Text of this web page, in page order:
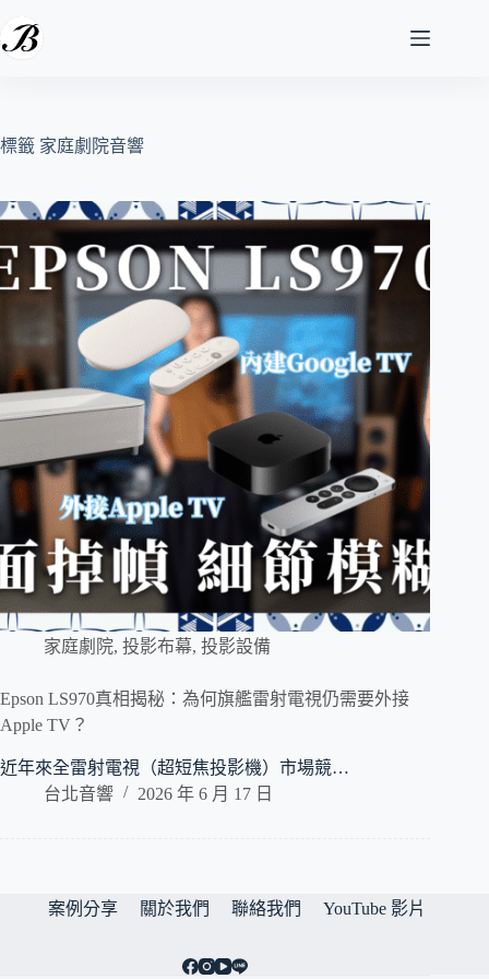
至
容
標籤 家庭劇院音響
家庭劇院, 投影布幕, 投影設備
Epson LS970真相揭秘：為何旗艦雷射電視仍需要外接
Apple TV？
近年來全雷射電視（超短焦投影機）市場競…
台北音響
2026 年 6 月 17 日
案例分享 關於我們 聯絡我們 YouTube 影片